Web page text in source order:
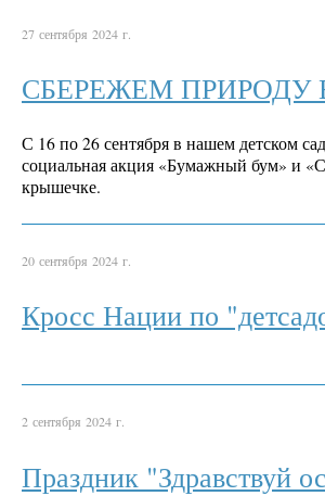
27 сентября 2024 г.
СБЕРЕЖЕМ ПРИРОДУ
С 16 по 26 сентября в нашем детском
социальная акция «Бумажный бум» и
крышечке.
20 сентября 2024 г.
Кросс Нации по
2 сентября 2024 г.
Праздник "Здравствуй